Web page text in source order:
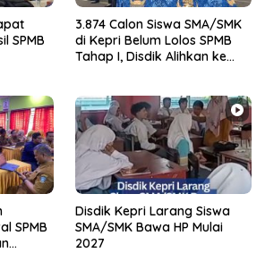
SPMB
3.874 Calon Siswa SMA/SMK
di Kepri Belum Lolos SPMB
Tahap I, Disdik Alihkan ke
SPMB
Disdik Kepri Larang Siswa
SMA/SMK Bawa HP Mulai
2027